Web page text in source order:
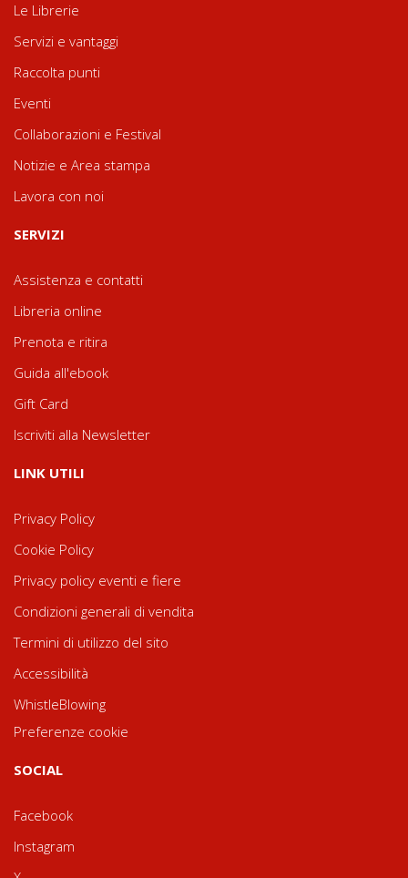
Le Librerie
Servizi e vantaggi
Raccolta punti
Eventi
Collaborazioni e Festival
Notizie e Area stampa
Lavora con noi
SERVIZI
Assistenza e contatti
Libreria online
Prenota e ritira
Guida all'ebook
Gift Card
Iscriviti alla Newsletter
LINK UTILI
Privacy Policy
Cookie Policy
Privacy policy eventi e fiere
Condizioni generali di vendita
Termini di utilizzo del sito
Accessibilità
WhistleBlowing
Preferenze cookie
SOCIAL
Facebook
Instagram